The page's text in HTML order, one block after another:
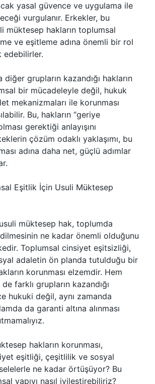
yasal güvence ve uygulama ile
vurgulanır. Erkekler, bu
müktesep hakların toplumsal
ve eşitleme adına önemli bir rol
edebilirler.
diğer grupların kazandığı hakların
bir mücadeleyle değil, hukuk
mekanizmaları ile korunması
Bu, hakların “geriye
gerektiği anlayışını
çözüm odaklı yaklaşımı, bu
adına daha net, güçlü adımlar
Eşitlik İçin Usuli Müktesep
müktesep hak, toplumda
ne kadar önemli olduğunu
Toplumsal cinsiyet eşitsizliği,
adaletin ön planda tutulduğu bir
korunması elzemdir. Hem
de farklı grupların kazandığı
hukuki değil, aynı zamanda
da garanti altına alınması
hakların korunması,
eşitliği, çeşitlilik ve sosyal
ne kadar örtüşüyor? Bu
yapıyı nasıl iyileştirebiliriz?